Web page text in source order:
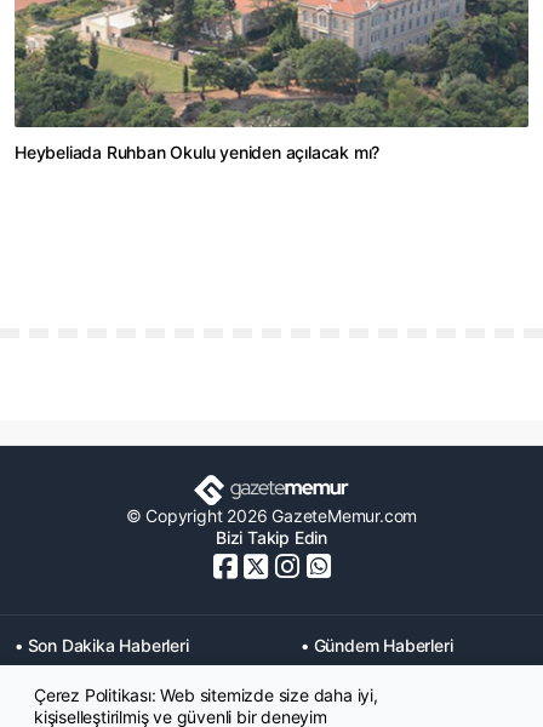
Heybeliada Ruhban Okulu yeniden açılacak mı?
© Copyright 2026 GazeteMemur.com
Bizi Takip Edin
• Son Dakika Haberleri
• Gündem Haberleri
• Memurlar Haberleri
• KPSS Haberleri
• Ekonomi Haberleri
• Eğitim Haberleri
Çerez Politikası: Web sitemizde size daha iyi,
kişiselleştirilmiş ve güvenli bir deneyim